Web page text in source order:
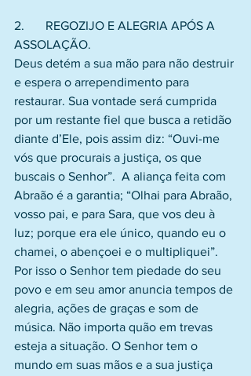
2.	REGOZIJO E ALEGRIA APÓS A
ASSOLAÇÃO.
Deus detém a sua mão para não destruir
e espera o arrependimento para
restaurar. Sua vontade será cumprida
por um restante fiel que busca a retidão
diante d’Ele, pois assim diz: “Ouvi-me
vós que procurais a justiça, os que
buscais o Senhor”.  A aliança feita com
Abraão é a garantia; “Olhai para Abraão,
vosso pai, e para Sara, que vos deu à
luz; porque era ele único, quando eu o
chamei, o abençoei e o multipliquei”.
Por isso o Senhor tem piedade do seu
povo e em seu amor anuncia tempos de
alegria, ações de graças e som de
música. Não importa quão em trevas
esteja a situação. O Senhor tem o
mundo em suas mãos e a sua justiça